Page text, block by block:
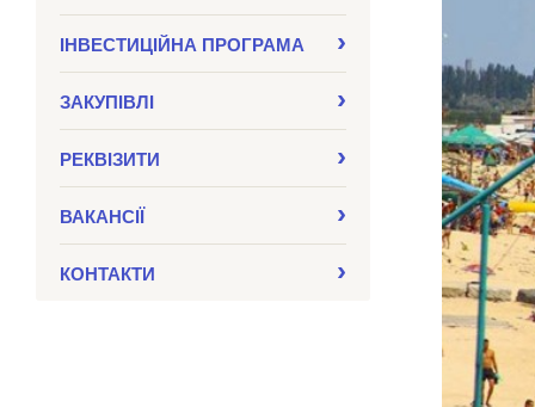
ІНВЕСТИЦІЙНА ПРОГРАМА
ЗАКУПIВЛI
РЕКВІЗИТИ
ВАКАНСІЇ
КОНТАКТИ